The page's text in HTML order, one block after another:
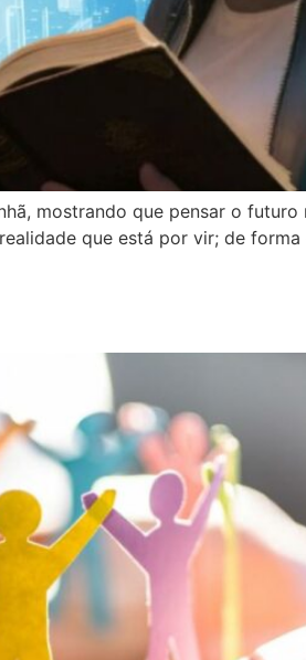
mostrando que pensar o futuro
que está por vir; de